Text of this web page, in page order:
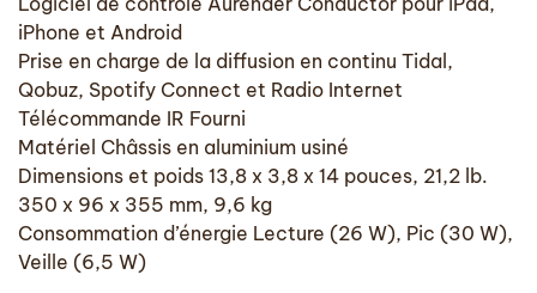
iPhone et Android
Prise en charge de la diffusion en continu Tidal,
Qobuz, Spotify Connect et Radio Internet
Télécommande IR Fourni
Matériel Châssis en aluminium usiné
Dimensions et poids 13,8 x 3,8 x 14 pouces, 21,2 lb.
350 x 96 x 355 mm, 9,6 kg
Consommation d’énergie Lecture (26 W), Pic (30 W),
Veille (6,5 W)